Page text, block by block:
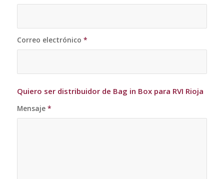
Correo electrónico *
Quiero ser distribuidor de Bag in Box para RVI Rioja
Mensaje *